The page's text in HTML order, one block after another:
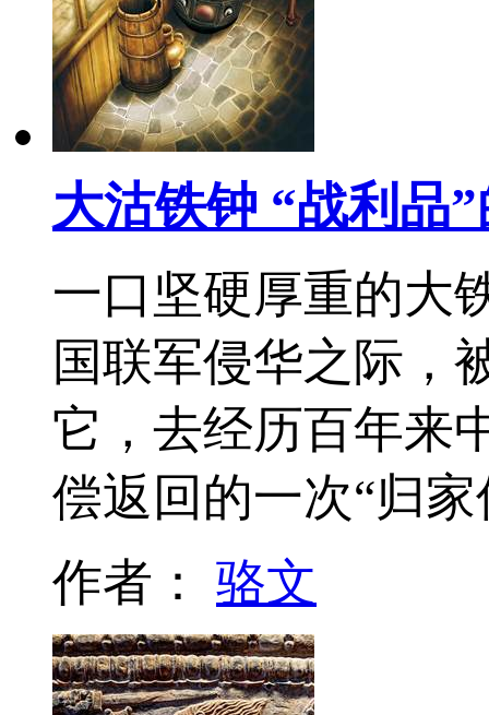
大沽铁钟 “战利品
一口坚硬厚重的大
国联军侵华之际，
它，去经历百年来
偿返回的一次“归家
作者： 骆文